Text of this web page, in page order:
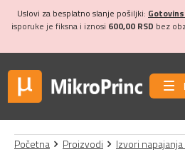
Uslovi za besplatno slanje pošiljki:
isporuke je fiksna i iznosi 600,00 RSD bez
Početna Proizvodi Izvori